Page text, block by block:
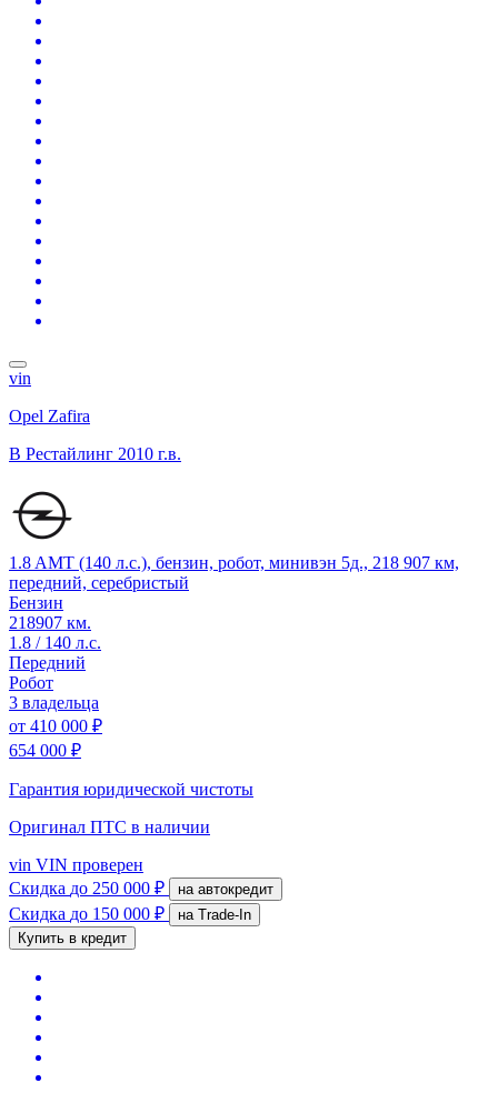
vin
Opel Zafira
B Рестайлинг 2010 г.в.
1.8 AMT (140 л.с.), бензин, робот, минивэн 5д., 218 907 км,
передний, серебристый
Бензин
218907 км.
1.8 / 140 л.с.
Передний
Робот
3 владельца
от 410 000 ₽
654 000 ₽
Гарантия юридической чистоты
Оригинал ПТС в наличии
vin VIN проверен
Скидка до 250 000 ₽ на автокредит
Скидка до 150 000 ₽
на Trade-In
Купить в кредит